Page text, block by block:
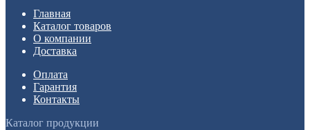
Главная
Каталог товаров
О компании
Доставка
Оплата
Гарантия
Контакты
Каталог продукции